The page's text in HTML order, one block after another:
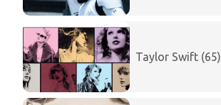
Taylor Swift (65)